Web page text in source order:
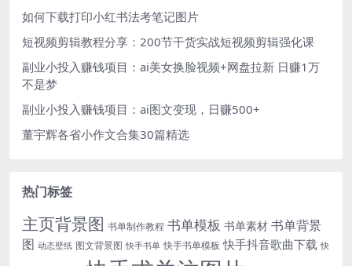
如何下载打印小红书法考笔记图片
短视频剪辑教程分享：200节干货实战短视频剪辑强化课
副业小投入赚钱项目：ai美女换脸视频+网盘拉新 日赚1万
不是梦
副业小投入赚钱项目：ai图文变现，日赚500+
董宇辉各省小作文合集30篇精选
热门标签
主页背景图 书单制作教程 书单模板 书单素材 书单背景
图 动态壁纸 图文背景图 快手书单 快手书单模板 快手抖音歌曲下载 快